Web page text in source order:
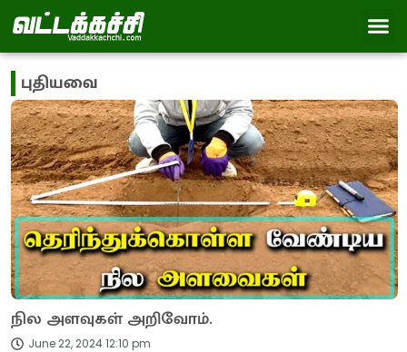
புதியவை
நில அளவுகள் அறிவோம்.
June 22, 2024 12:10 pm